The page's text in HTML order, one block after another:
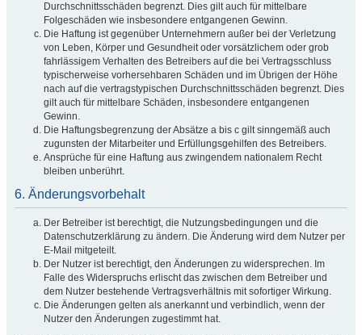
Durchschnittsschäden begrenzt. Dies gilt auch für mittelbare
Folgeschäden wie insbesondere entgangenen Gewinn.
Die Haftung ist gegenüber Unternehmern außer bei der Verletzung
von Leben, Körper und Gesundheit oder vorsätzlichem oder grob
fahrlässigem Verhalten des Betreibers auf die bei Vertragsschluss
typischerweise vorhersehbaren Schäden und im Übrigen der Höhe
nach auf die vertragstypischen Durchschnittsschäden begrenzt. Dies
gilt auch für mittelbare Schäden, insbesondere entgangenen
Gewinn.
Die Haftungsbegrenzung der Absätze a bis c gilt sinngemäß auch
zugunsten der Mitarbeiter und Erfüllungsgehilfen des Betreibers.
Ansprüche für eine Haftung aus zwingendem nationalem Recht
bleiben unberührt.
6. Änderungsvorbehalt
Der Betreiber ist berechtigt, die Nutzungsbedingungen und die
Datenschutzerklärung zu ändern. Die Änderung wird dem Nutzer per
E-Mail mitgeteilt.
Der Nutzer ist berechtigt, den Änderungen zu widersprechen. Im
Falle des Widerspruchs erlischt das zwischen dem Betreiber und
dem Nutzer bestehende Vertragsverhältnis mit sofortiger Wirkung.
Die Änderungen gelten als anerkannt und verbindlich, wenn der
Nutzer den Änderungen zugestimmt hat.